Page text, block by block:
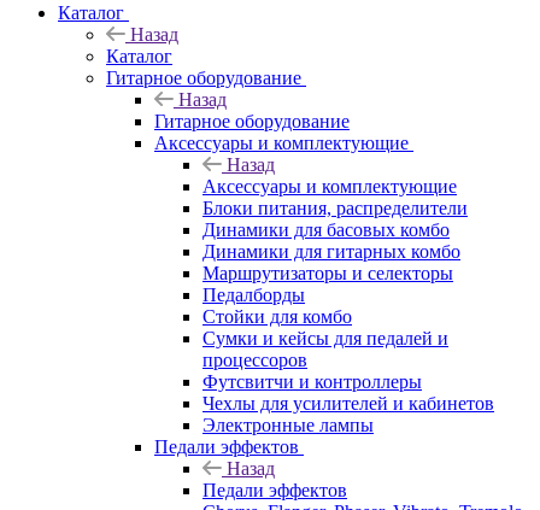
Каталог
Назад
Каталог
Гитарное оборудование
Назад
Гитарное оборудование
Аксессуары и комплектующие
Назад
Аксессуары и комплектующие
Блоки питания, распределители
Динамики для басовых комбо
Динамики для гитарных комбо
Маршрутизаторы и селекторы
Педалборды
Стойки для комбо
Сумки и кейсы для педалей и
процессоров
Футсвитчи и контроллеры
Чехлы для усилителей и кабинетов
Электронные лампы
Педали эффектов
Назад
Педали эффектов